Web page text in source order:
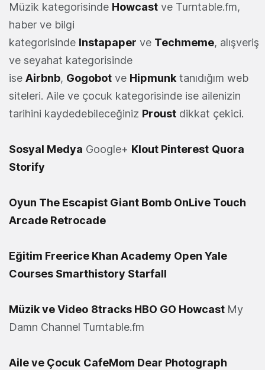
Müzik kategorisinde Howcast ve Turntable.fm,
haber ve bilgi
kategorisinde Instapaper ve Techmeme, alışveriş
ve seyahat kategorisinde
ise Airbnb, Gogobot ve Hipmunk tanıdığım web
siteleri. Aile ve çocuk kategorisinde ise ailenizin
tarihini kaydedebileceğiniz Proust dikkat çekici.
Sosyal Medya Google+ Klout Pinterest Quora
Storify
Oyun The Escapist Giant Bomb OnLive Touch
Arcade Retrocade
Eğitim Freerice Khan Academy Open Yale
Courses Smarthistory Starfall
Müzik ve Video 8tracks HBO GO Howcast My
Damn Channel Turntable.fm
Aile ve Çocuk CafeMom Dear Photograph